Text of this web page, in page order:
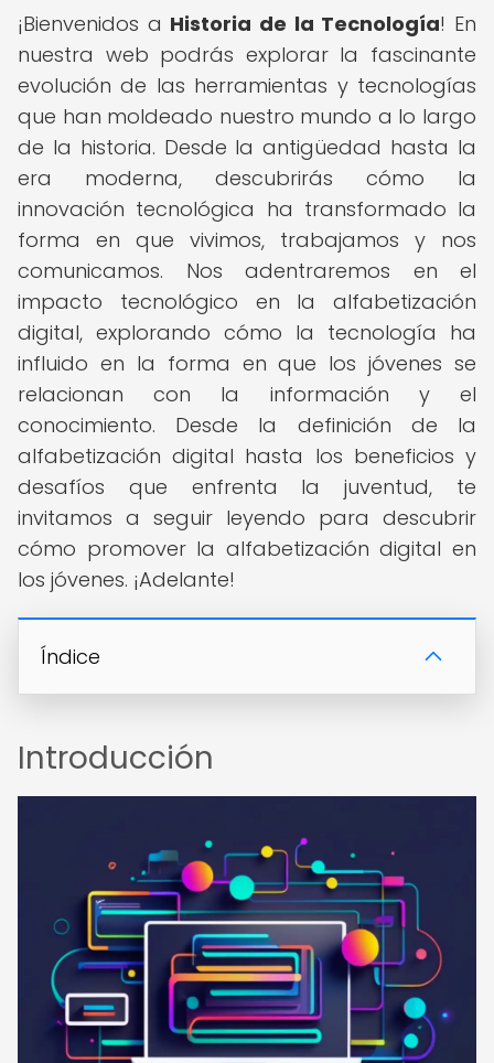
¡Bienvenidos a Historia de la Tecnología! En
nuestra web podrás explorar la fascinante
evolución de las herramientas y tecnologías
que han moldeado nuestro mundo a lo largo
de la historia. Desde la antigüedad hasta la
era moderna, descubrirás cómo la
innovación tecnológica ha transformado la
forma en que vivimos, trabajamos y nos
comunicamos. Nos adentraremos en el
impacto tecnológico en la alfabetización
digital, explorando cómo la tecnología ha
influido en la forma en que los jóvenes se
relacionan con la información y el
conocimiento. Desde la definición de la
alfabetización digital hasta los beneficios y
desafíos que enfrenta la juventud, te
invitamos a seguir leyendo para descubrir
cómo promover la alfabetización digital en
los jóvenes. ¡Adelante!
Índice
Introducción